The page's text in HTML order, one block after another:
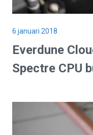
6 januari 2018
Everdune
Spectre CPU